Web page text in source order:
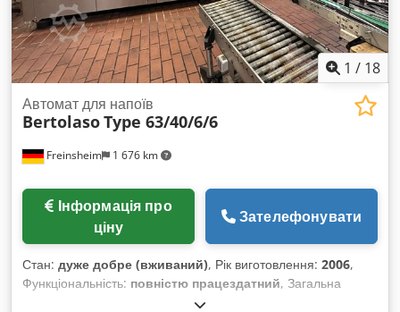
1 / 18
Freinsheim 1 676 km
Автомат для напоїв
BertolasoType 63/40/6/6
ціну
Зателефонувати
Стан: дуже добре (вживаний), Рік виготовлення: 2006,
Функціональність: повністю працездатний, Загальна
інформація Лінія розливу та закупорювання Bertolaso, рік